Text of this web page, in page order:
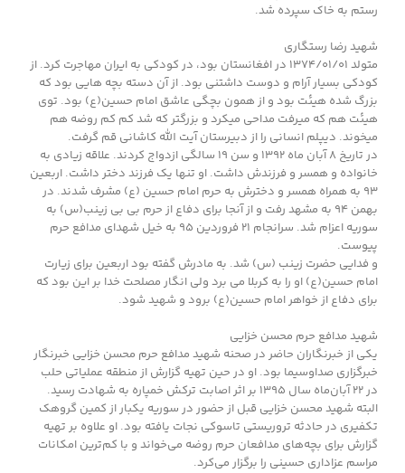
رستم به خاک سپرده شد.
شهید رضا رستگاری
متولد ۱۳۷۴/۰۱/۰۱ در افغانستان بود، در کودکی به ایران مهاجرت کرد. از
کودکی بسیار آرام و دوست داشتنی بود. از آن دسته بچه هایی بود که
بزرگ شده هیئت بود و از همون بچگی عاشق امام حسین(ع) بود. توی
هیئت هم که میرفت مداحی میکرد و بزرگتر که شد کم کم روضه هم
میخوند. دیپلم انسانی را از دبیرستان آیت الله کاشانی قم گرفت.
در تاریخ ۸ آبان ماه ۱۳۹۲ و سن ۱۹ سالگی ازدواج کردند. علاقه زیادی به
خانواده و همسر و فرزندش داشت. او تنها یک فرزند دختر داشت. اربعین
۹۳ به همراه همسر و دخترش به حرم امام حسین (ع) مشرف شدند. در
بهمن ۹۴ به مشهد رفت و از آنجا برای دفاع از حرم بی بی زینب(س) به
سوریه اعزام شد. سرانجام ۲۱ فروردین ۹۵ به خیل شهدای مدافع حرم
پیوست.
و فدایی حضرت زینب (س) شد. به مادرش گفته بود اربعین برای زیارت
امام حسین(ع) او را به کربلا می برد ولی انگار مصلحت خدا بر این بود که
برای دفاع از خواهر امام حسین(ع) برود و شهید شود.
شهید مدافع حرم محسن خزایی
یکی از خبرنگاران حاضر در صحنه شهید مدافع حرم محسن خزایی خبرنگار
خبرگزاری صداوسیما بود. او در حین تهیه گزارش از منطقه عملیاتی حلب
در ۲۲ آبان‌‌ماه سال ۱۳۹۵ بر اثر اصابت ترکش خمپاره به شهادت رسید.
البته شهید محسن خزایی قبل از حضور در سوریه یکبار از کمین گروهک
تکفیری در حادثه تروریستی تاسوکی نجات یافته بود. او علاوه بر تهیه
گزارش برای بچه‌های مدافعان حرم روضه می‌خواند و با کم‌‌ترین امکانات
مراسم عزاداری حسینی را برگزار می‌کرد.